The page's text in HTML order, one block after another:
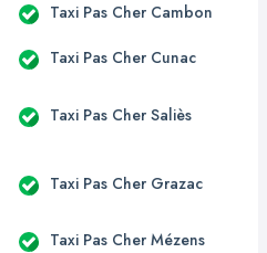
Taxi Pas Cher Cambon
Taxi Pas Cher Cunac
Taxi Pas Cher Saliès
Taxi Pas Cher Grazac
Taxi Pas Cher Mézens